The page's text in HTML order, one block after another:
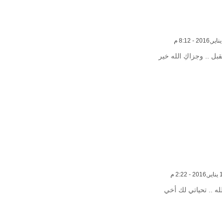
.. وجزاكِ الله خير
.. تحياتي لك أخي